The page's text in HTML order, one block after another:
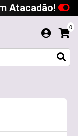
Atacadão!
0